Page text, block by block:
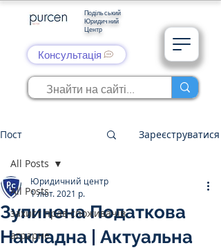
Подільський
Юридичний
Центр
Консультація
Пост Зареєструватися
All Posts
захист прав споживачів
аграрне
All Posts
Зупинена Податкова
Накладна | Актуальна
Юридичний центр
1 лют. 2021 р.